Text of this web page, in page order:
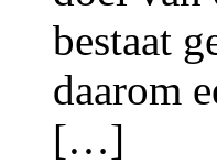
bestaat
daarom
[…]